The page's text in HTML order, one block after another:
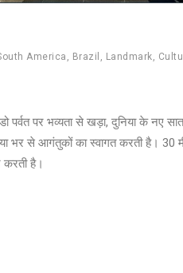
America Brazil Landmark
पर्वत पर भव्यता से खड़ा, दुनिया के नए
भर से आगंतुकों का स्वागत करती है। 30
करती है।